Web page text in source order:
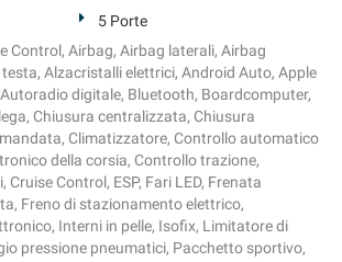
5 Porte
Control, Airbag, Airbag laterali, Airbag
Alzacristalli elettrici, Android Auto, Apple
digitale, Bluetooth, Boardcomputer,
Chiusura centralizzata, Chiusura
Climatizzatore, Controllo automatico
della corsia, Controllo trazione,
Control, ESP, Fari LED, Frenata
Freno di stazionamento elettrico,
Interni in pelle, Isofix, Limitatore di
pressione pneumatici, Pacchetto sportivo,